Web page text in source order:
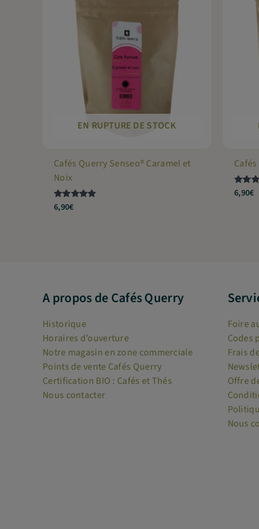
EN RUPTURE DE STOCK
Cafés Querry Senseo® Caramel et
Noix
Note
4.86
6,90€
Note
4.5
6,90€
A propos de Cafés Querry
Historique
Horaires d’ouverture
Notre magasin en zone commerciale
Points de vente Cafés Querry
Certification BIO : Cafés et Thés
Nous contacter
Foire
Codes
Frais
Offre
Nous